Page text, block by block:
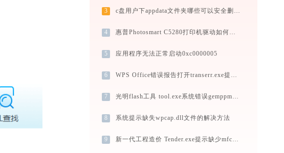
3 c盘用户下appdata文件夹哪些可以安全删除？
4 惠普Photosmart C5280打印机驱动如何下载安装？这里有你需要的所有信息
5 应用程序无法正常启动0xc0000005
6 WPS Office错误报告打开transerr.exe提示0xc000000d错误码怎么办
7 光明flash工具 tool.exe系统错误gemppm.dll丢失如何解决
8 系统提示缺失wpcap.dll文件的解决方法
9 新一代工程造价 Tender.exe提示缺少mfc100u.dll文件的解决办法